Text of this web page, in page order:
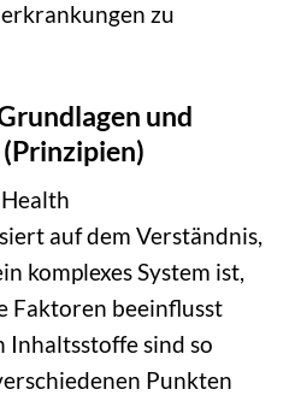
zu
und
auf dem Verständnis,
komplexes System ist,
Faktoren beeinflusst
Inhaltsstoffe sind so
Punkten